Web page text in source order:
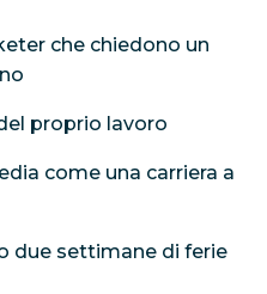
che chiedono un
proprio lavoro
come una carriera a
due settimane di ferie